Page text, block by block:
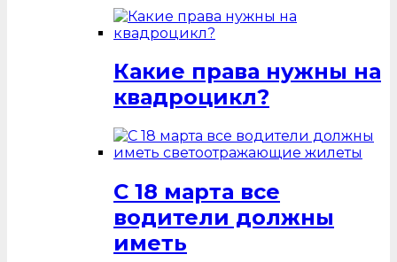
Какие права нужны на
квадроцикл?
С 18 марта все
водители должны
иметь